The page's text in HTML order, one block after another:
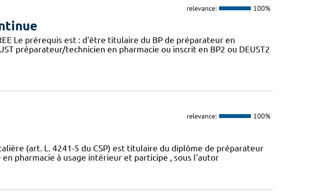
relevance: 100%
Le prérequis est : d'être titulaire du BP de préparateur en
préparateur/technicien en pharmacie ou inscrit en BP2 ou DEUST2
relevance: 100%
(art. L. 4241-5 du CSP) est titulaire du diplôme de préparateur
pharmacie à usage intérieur et participe , sous l'autor